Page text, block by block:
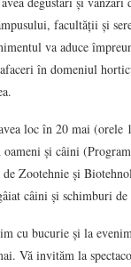
facultății și
va aduce
în domeniul
loc în 20 mai
și câini
Zootehnie și
câini și schimburi
cu bucurie și la
Vă invităm la